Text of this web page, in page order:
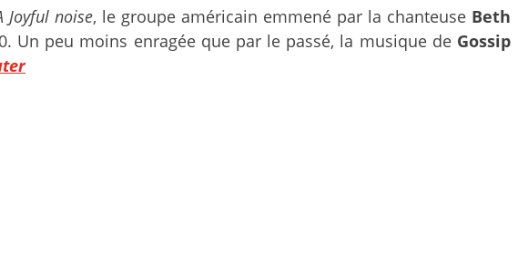
Joyful noise, le groupe américain emmené par la chanteuse Beth
Un peu moins enragée que par le passé, la musique de Gossip